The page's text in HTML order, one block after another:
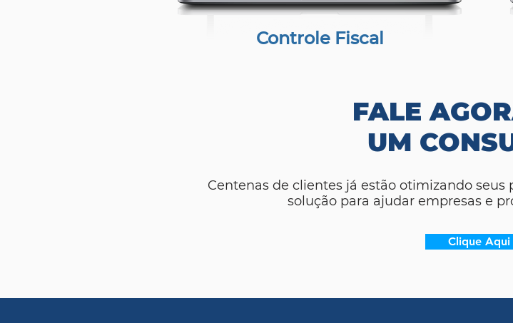
Controle Fiscal
FALE
UM
Centenas de clientes já estão otimizando seus
solução para ajudar empresas e
Clique Aqui